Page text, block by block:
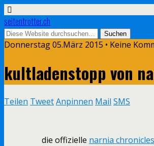
seitentrotter.ch
Donnerstag 05.März 2015 • Keine
kultladenstopp von
Teilen TweetAnpinnen Mail SMS
die offizielle narnia chro